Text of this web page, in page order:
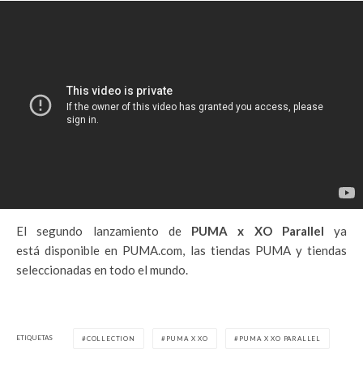
El segundo lanzamiento de PUMA x XO Parallel ya
está disponible en PUMA.com, las tiendas PUMA y tiendas
seleccionadas en todo el mundo.
ETIQUETAS COLLECTION PUMA X XO PUMA X XO PARALLEL